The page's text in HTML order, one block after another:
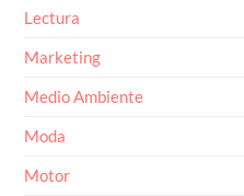
Lectura
Marketing
Medio Ambiente
Moda
Motor